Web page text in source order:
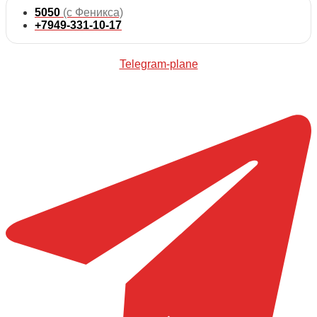
5050 (с Феникса)
+7949-331-10-17
Telegram-plane